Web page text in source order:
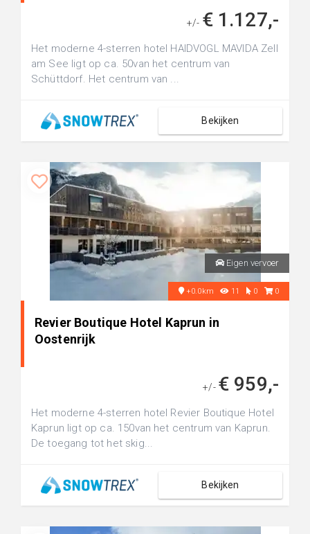
+/- € 1.127,-
Het moderne 4-sterren hotel HAIDVOGL MAVIDA Zell
am See ligt op ca. 50van het centrum van
Schüttdorf. Het centrum van ...
Bekijken
Eigen vervoer
+0.0km 11 0 0
Revier Boutique Hotel Kaprun in
Oostenrijk
+/- € 959,-
Het moderne 4-sterren hotel Revier Boutique Hotel
Kaprun ligt op ca. 150van het centrum van Kaprun.
De toegang tot het skig...
Bekijken